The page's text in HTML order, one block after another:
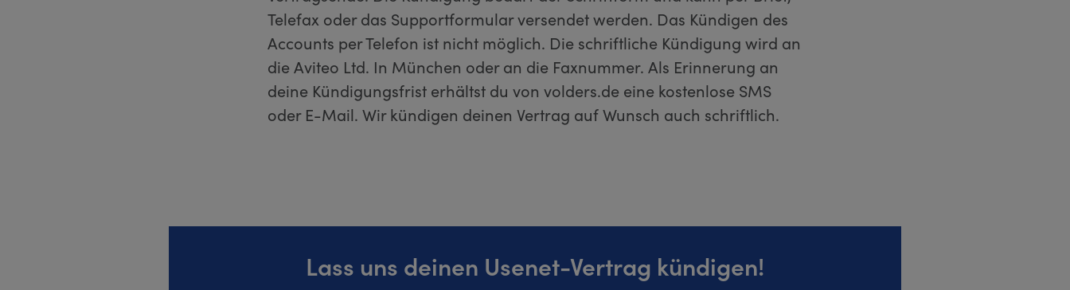
Telefax oder das Supportformular versendet werden. Das Kündigen des
Accounts per Telefon ist nicht möglich. Die schriftliche Kündigung wird an
die Aviteo Ltd. In München oder an die Faxnummer. Als Erinnerung an
deine Kündigungsfrist erhältst du von volders.de eine kostenlose SMS
oder E-Mail. Wir kündigen deinen Vertrag auf Wunsch auch schriftlich.
Lass uns deinen Usenet-Vertrag kündigen!